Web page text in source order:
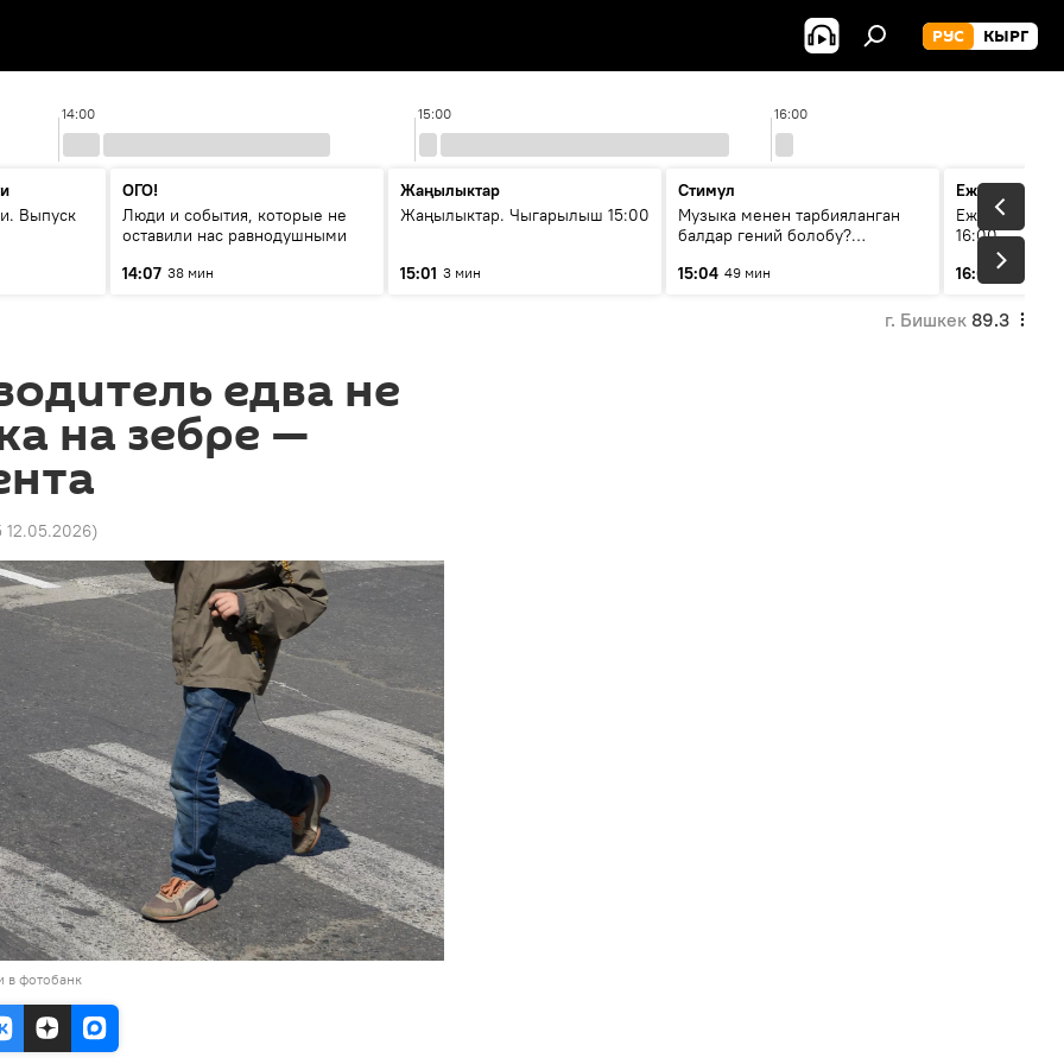
РУС КЫРГ
14:00 15:00 16:00
Выпуск
ОГО!
Люди и события, которые не
оставили нас равнодушными
14:07 38 мин
Жаңылыктар
Жаңылыктар. Чыгарылыш 15:00
15:01 3 мин
Стимул
Музыка менен тарбияланган
балдар гений болобу?
музыканын орду
15:04 49 мин
Ежедневные
Ежедневные
16:00
16:01
3 мин
г. Бишкек 89.3
едва не
на зебре —
12.05.2026)
в фотобанк